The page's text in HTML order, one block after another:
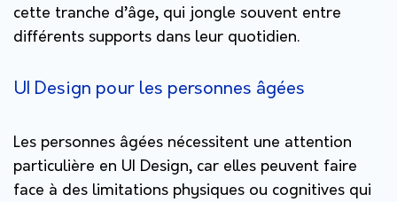
cette tranche d’âge, qui jongle souvent entre
différents supports dans leur quotidien.
UI Design pour les personnes âgées
Les personnes âgées nécessitent une attention
particulière en UI Design, car elles peuvent faire
face à des limitations physiques ou cognitives qui